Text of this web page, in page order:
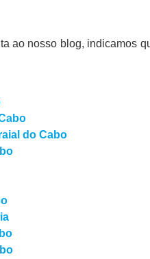
ao nosso blog, indicamos
do Cabo